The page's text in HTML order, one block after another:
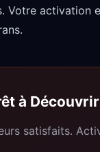
Votre
à
satisfaits.